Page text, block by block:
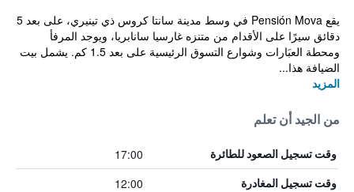
يقع Pensión Mova في وسط مدينة سانتا كروس ذي تينيري، على بعد 5
دقائق سيرًا على الأقدام من متنزه غارسيا سانابريا، ويوجد المرفأ
ومحطة العبَارات وشوارع التسوق الرئيسية على بعد 1.5 كم. يشمل بيت
الضيافة هذا...
المزيد
من الجيد أن تعلم
وقت تسجيل الصعود للطائرة 17:00
وقت تسجيل المغادرة 12:00